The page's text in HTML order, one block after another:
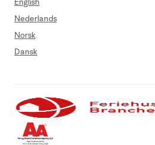
Nederlands
Norsk
Dansk